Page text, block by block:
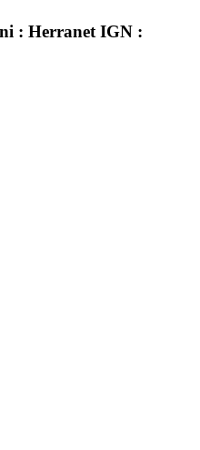
: Herranet IGN :